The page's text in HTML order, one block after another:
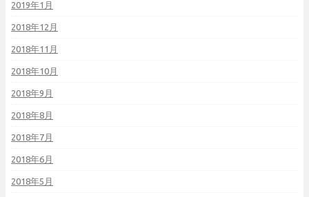
2019年1月
2018年12月
2018年11月
2018年10月
2018年9月
2018年8月
2018年7月
2018年6月
2018年5月